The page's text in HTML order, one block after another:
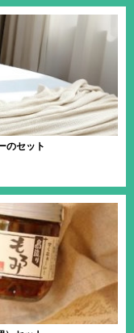
のセット